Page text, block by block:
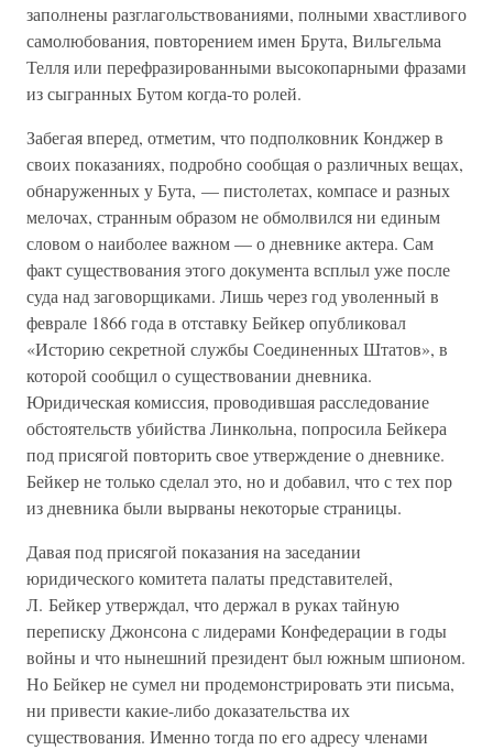
заполнены разглагольствованиями, полными хвастливого
самолюбования, повторением имен Брута, Вильгельма
Телля или перефразированными высокопарными фразами
из сыгранных Бутом когда-то ролей.
Забегая вперед, отметим, что подполковник Конджер в
своих показаниях, подробно сообщая о различных вещах,
обнаруженных у Бута, — пистолетах, компасе и разных
мелочах, странным образом не обмолвился ни единым
словом о наиболее важном — о дневнике актера. Сам
факт существования этого документа всплыл уже после
суда над заговорщиками. Лишь через год уволенный в
феврале 1866 года в отставку Бейкер опубликовал
«Историю секретной службы Соединенных Штатов», в
которой сообщил о существовании дневника.
Юридическая комиссия, проводившая расследование
обстоятельств убийства Линкольна, попросила Бейкера
под присягой повторить свое утверждение о дневнике.
Бейкер не только сделал это, но и добавил, что с тех пор
из дневника были вырваны некоторые страницы.
Давая под присягой показания на заседании
юридического комитета палаты представителей,
Л. Бейкер утверждал, что держал в руках тайную
переписку Джонсона с лидерами Конфедерации в годы
войны и что нынешний президент был южным шпионом.
Но Бейкер не сумел ни продемонстрировать эти письма,
ни привести какие-либо доказательства их
существования. Именно тогда по его адресу членами